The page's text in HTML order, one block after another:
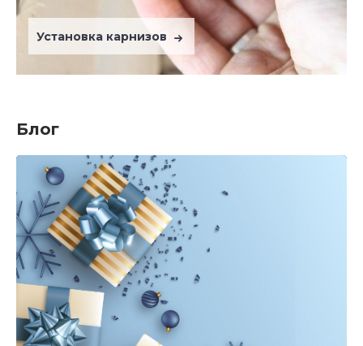
Установка карнизов
Блог